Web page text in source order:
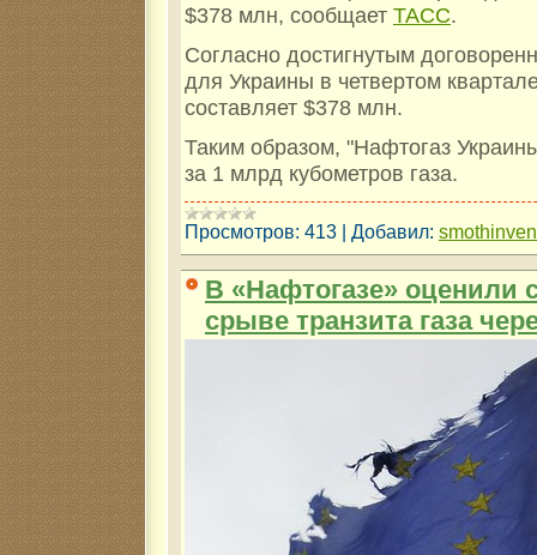
$378 млн, сообщает ТАСС.
Согласно достигнутым
для Украины в четвертом
составляет $378 млн.
Таким образом, "Нафтогаз
за 1 млрд кубометров газа.
Просмотров: 413 | Добавил:
В «Нафтогазе» оценили
срыве транзита газа